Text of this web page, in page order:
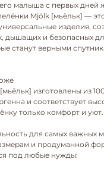
малыша с первых дней
Mjölk [мьёльк] —
изделия,
дышащих и безопасных
станут верными
изготовлены из
и соответствует
только комфорт и уют.
для самых важных
и продуманной
под любые нужды: